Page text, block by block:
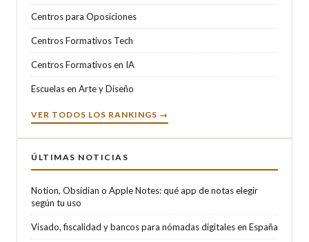
Centros para Oposiciones
Centros Formativos Tech
Centros Formativos en IA
Escuelas en Arte y Diseño
VER TODOS LOS RANKINGS →
ÚLTIMAS NOTICIAS
Notion, Obsidian o Apple Notes: qué app de notas elegir
según tu uso
Visado, fiscalidad y bancos para nómadas digitales en España